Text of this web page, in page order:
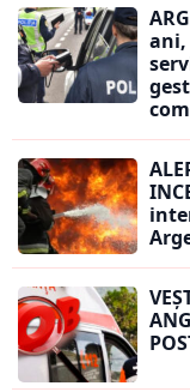
ani,